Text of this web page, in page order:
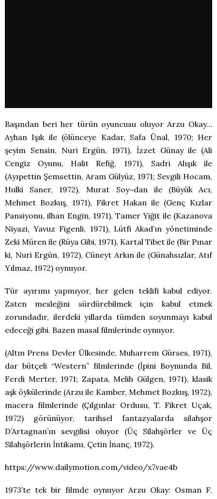
Başından beri her türün oyuncusu oluyor Arzu Okay…
Ayhan Işık ile (ölünceye Kadar, Safa Ünal, 1970; Her
şeyim Sensin, Nuri Ergün, 1971), İzzet Günay ile (Ali
Cengiz Oyunu, Halit Refiğ, 1971), Sadri Alışık ile
(Ayıpettin Şemsettin, Aram Gülyüz, 1971; Sevgili Hocam,
Hulki Saner, 1972), Murat Soy¬dan ile (Büyük Acı,
Mehmet Bozkuş, 1971), Fikret Hakan ile (Genç Kızlar
Pansiyonu, ilhan Engin, 1971), Tamer Yiğit ile (Kazanova
Niyazi, Yavuz Figenli, 1971), Lütfi Akad’ın yönetiminde
Zeki Müren ile (Rüya Gibi, 1971), Kartal Tibet ile (Bir Pınar
ki, Nuri Ergün, 1972), Cüneyt Arkın ile (Günahsızlar, Atıf
Yılmaz, 1972) oynuyor.
Tür ayırımı yapmıyor, her gelen teklifi kabul ediyor.
Zaten mesleğini sürdürebilmek için kabul etmek
zorundadır, ilerdeki yıllarda tümden soyunmayı kabul
edeceği gibi. Bazen masal filmlerinde oynuyor.
(Altın Prens Devler Ülkesinde, Muharrem Gürses, 1971),
dar bütçeli “Western” filmlerinde (İpini Boynunda Bil,
Ferdi Merter, 1971; Zapata, Melih Gülgen, 1971), klasik
aşk öykülerinde (Arzu ile Kamber, Mehmet Bozkuş, 1972),
macera filmlerinde (Çılgınlar Ordusu, T. Fikret Uçak,
1972) görünüyor, tarihsel fantazyalarda silahşor
D’Artagnan’ın sevgilisi oluyor (Üç Silahşörler ve Üç
Silahşörlerin İntikamı, Çetin İnanç, 1972).
https://www.dailymotion.com/video/x7vae4b
1973’te tek bir filmde oynuyor Arzu Okay: Osman F.